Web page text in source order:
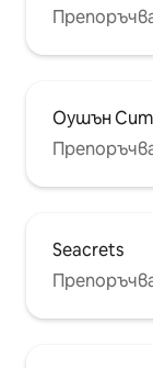
Оушън
Seacrets